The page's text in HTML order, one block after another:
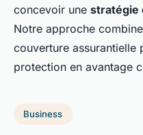
concevoir une stratégie
Notre approche
couverture
protection en avantage
Business